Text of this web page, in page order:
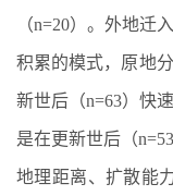
（n=20）。外地迁
积累的模式，原地
新世后（n=63）快
是在更新世后（n=53
地理距离、扩散能